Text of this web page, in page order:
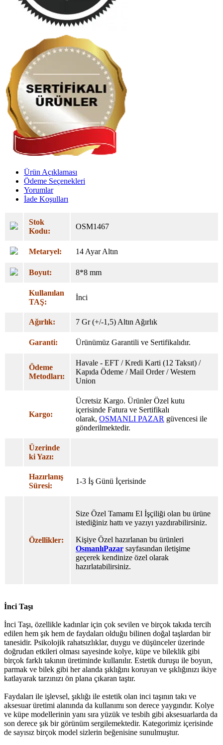
Ürün Açıklaması
Ödeme Seçenekleri
Yorumlar
İade Koşulları
Stok
Kodu:
OSM1467
Metaryel: 14 Ayar Altın
Boyut: 8*8 mm
Kullanılan
TAŞ:
İnci
Ağırlık: 7 Gr (+/-1,5) Altın Ağırlık
Garanti: Ürünümüz Garantili ve Sertifikalıdır.
Ödeme
Metodları:
Havale - EFT / Kredi Karti (12 Taksıt) /
Kapıda Ödeme / Mail Order / Western
Union
Kargo:
Ücretsiz Kargo. Ürünler Özel kutu
içerisinde Fatura ve Sertifikalı
olarak, OSMANLI PAZAR güvencesi ile
gönderilmektedir.
Üzerinde
ki Yazı:
Hazırlanış
Süresi:
1-3 İş Günü İçerisinde
Özellikler:
Size Özel Tamamı El İşçiliği olan bu ürüne
istediğiniz hattı ve yazıyı yazdırabilirsiniz.
Kişiye Özel hazırlanan bu ürünleri
OsmanlıPazar sayfasından iletişime
geçerek kendinize özel olarak
hazırlatabilirsiniz.
İnci Taşı
İnci Taşı, özellikle kadınlar için çok sevilen ve birçok takıda tercih
edilen hem şık hem de faydaları olduğu bilinen doğal taşlardan bir
tanesidir. Psikolojik rahatsızlıklar, duygu ve düşünceler üzerinde
doğrudan etkileri olması sayesinde kolye, küpe ve bileklik gibi
birçok farklı takının üretiminde kullanılır. Estetik duruşu ile boyun,
parmak ve bilek gibi her alanda şıklığını koruyan ve şıklığınızı ikiye
katlayarak tarzınızı ön plana çıkaran taştır.
Faydaları ile işlevsel, şıklığı ile estetik olan inci taşının takı ve
aksesuar üretimi alanında da kullanımı son derece yaygındır. Kolye
ve küpe modellerinin yanı sıra yüzük ve tesbih gibi aksesuarlarda da
son derece şık bir görünüm sergilemektedir. Kategorimiz içerisinde
de sayısız birçok model sizlerin beğenisine sunulmuştur.